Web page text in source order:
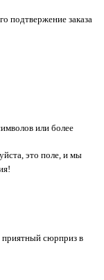
подтвержение заказа
или более
это поле, и мы
приятный сюрприз в